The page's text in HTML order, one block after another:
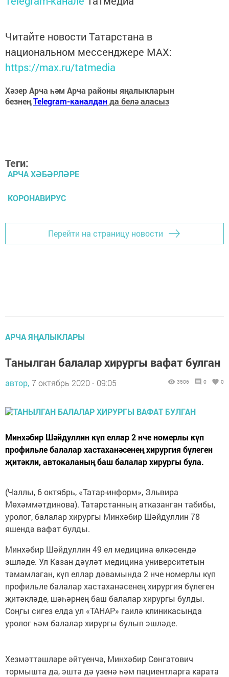
Читайте новости Татарстана в
национальном мессенджере MАХ:
https://max.ru/tatmedia
Хәзер Арча һәм Арча районы яңалыкларын
безнеңTelegram-каналданда белә аласыз
Теги:
АРЧА ХӘБӘРЛӘРЕ
КОРОНАВИРУС
Перейти на страницу новости
АРЧА ЯҢАЛЫКЛАРЫ
Танылган балалар хирургы вафат булган
автор, 7 октябрь 2020 - 09:05 3506 0 0
Минхәбир Шәйдуллин күп еллар 2 нче номерлы күп
профильле балалар хастаханәсенең хирургия бүлеген
җитәкли, автокаланың баш балалар хирургы була.
(Чаллы, 6 октябрь, «Татар-информ», Эльвира
Мөхәммәтдинова). Татарстанның атказанган табибы,
уролог, балалар хирургы Минхәбир Шәйдуллин 78
яшендә вафат булды.
Минхәбир Шәйдуллин 49 ел медицина өлкәсендә
эшләде. Ул Казан дәүләт медицина университетын
тәмамлаган, күп еллар дәвамында 2 нче номерлы күп
профильле балалар хастаханәсенең хирургия бүлеген
җитәкләде, шәһәрнең баш балалар хирургы булды.
Соңгы сигез елда ул «ТАНАР» гаилә клиникасында
уролог һәм балалар хирургы булып эшләде.
Хезмәттәшләре әйтүенчә, Минхәбир Сөнгатович
тормышта да, эштә дә үзенә һәм пациентларга карата